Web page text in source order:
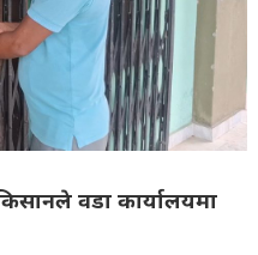
वडा कार्यालयमा